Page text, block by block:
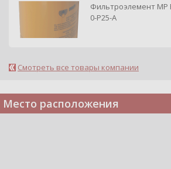
Фильтроэлемент MP
0-P25-A
Смотреть все товары компании
Место расположения